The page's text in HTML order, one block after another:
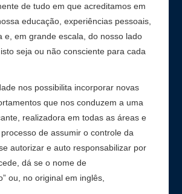
de tudo em que acreditamos em
educação, experiências pessoais,
e, em grande escala, do nosso lado
seja ou não consciente para cada
nos possibilita incorporar novas
que nos conduzem a uma
realizadora em todas as áreas e
de assumir o controle da
autorizar e auto responsabilizar por
dá se o nome de
ou, no original em inglês,